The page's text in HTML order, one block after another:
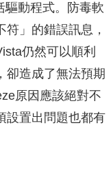
驅動程式。防毒軟
」的錯誤訊息，
仍然可以順利
卻造成了無法預期
原因應該絕對不
設置出問題也都有